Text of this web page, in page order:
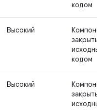
кодом
Высокий
закрытым
исходным
кодом
Высокий
закрытым
исходным